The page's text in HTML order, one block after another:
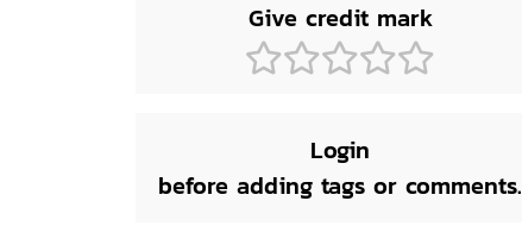
Give credit mark
Login
before adding tags or comments.